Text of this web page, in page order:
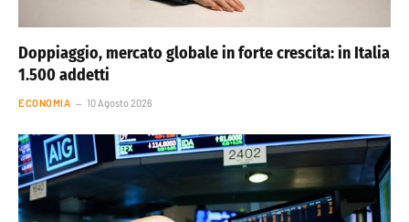
Doppiaggio, mercato globale in forte crescita: in Italia
1.500 addetti
ECONOMIA 10 Agosto 2026